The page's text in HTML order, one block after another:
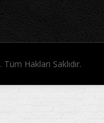
. Tüm Hakları Saklıdır.